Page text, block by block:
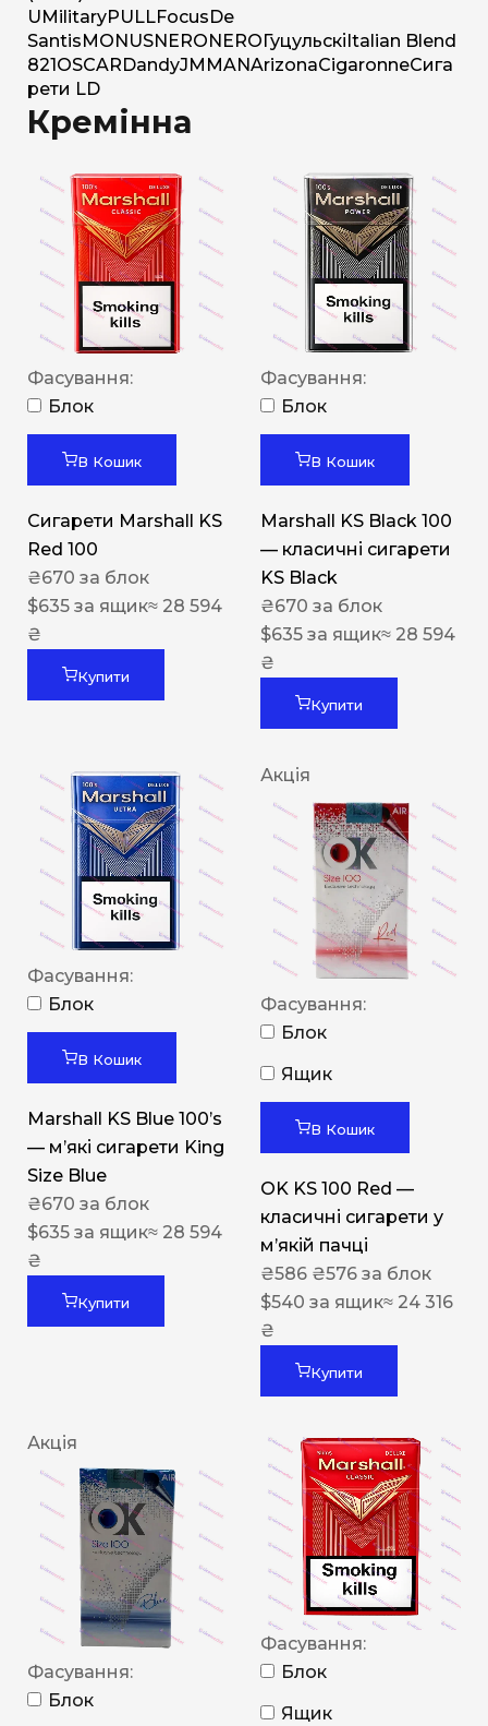
U MilitaryPULLFocus De
Santis MONUSNERO NERO Гуцульскі Italian Blend
821 OSCAR DandyJM MANArizonaCigaronneСига
рети LD
Кремінна
Фасування:
Блок
В Кошик
Сигарети Marshall KS
Red 100
₴670 за блок
$635 за ящик≈ 28 594
₴
Купити
Фасування:
Блок
В Кошик
Marshall KS Black 100
— класичні сигарети
KS Black
₴670 за блок
$635 за ящик≈ 28 594
₴
Купити
Фасування:
Блок
В Кошик
Marshall KS Blue 100’s
— м’які сигарети King
Size Blue
₴670 за блок
$635 за ящик≈ 28 594
₴
Купити
Акція
Фасування:
Блок
Ящик
В Кошик
OK KS 100 Red —
класичні сигарети у
м’якій пачці
₴586 ₴576 за блок
$540 за ящик≈ 24 316
₴
Купити
Акція
Фасування:
Блок
Фасування:
Блок
Ящик